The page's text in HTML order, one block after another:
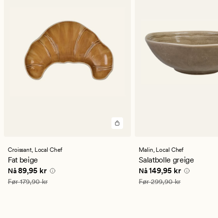
Croissant, Local Chef
Fat beige
Nåværende pris
Nå89,95 kr
Vanlig pris 179,90 kr
Før179,90 kr
Malin, Local Chef
Salatbolle greige
Nåværende pris
Nå149,95 kr
Vanlig pris 299,90 kr
Før299,90 kr